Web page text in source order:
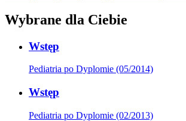
Wybrane dla Ciebie
Wstęp
Pediatria po Dyplomie (05/2014)
Wstęp
Pediatria po Dyplomie (02/2013)